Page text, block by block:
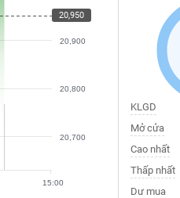
20,700
20,800
20,900
15:00
20,950
KLGD
Mở cửa
Cao nhất
Thấp nhất
Dư mua